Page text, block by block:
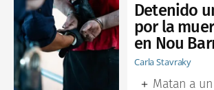
Detenido
por la
en Nou
Carla Stavraky
Matan a